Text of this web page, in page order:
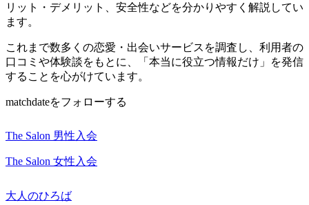
リット・デメリット、安全性などを分かりやすく解説してい
ます。
これまで数多くの恋愛・出会いサービスを調査し、利用者の
口コミや体験談をもとに、「本当に役立つ情報だけ」を発信
することを心がけています。
matchdateをフォローする
The Salon 男性入会
The Salon 女性入会
大人のひろば